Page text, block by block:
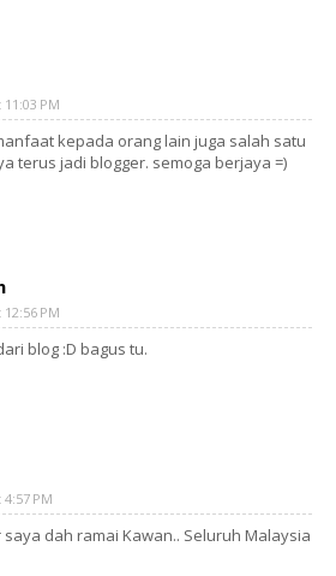
PM
kepada orang lain juga salah satu
terus jadi blogger. semoga berjaya =)
PM
blog :D bagus tu.
PM
saya dah ramai Kawan.. Seluruh Malaysia